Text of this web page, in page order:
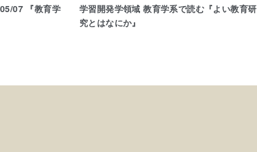
07 『教育学
学習開発学領域 教育学系で読む『よい教育研
究とはなにか』